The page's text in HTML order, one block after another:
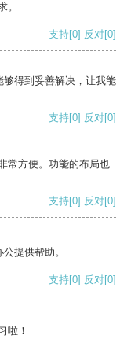
。
支持[0] 反对[0]
得到妥善解决，让我能
支持[0] 反对[0]
常方便。功能的布局也
支持[0] 反对[0]
提供帮助。
支持[0] 反对[0]
啦！